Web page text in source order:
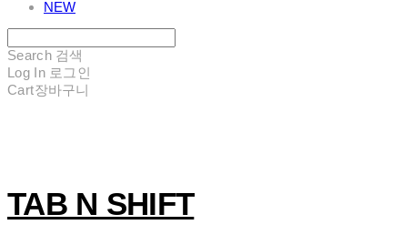
NEW
Search 검색
Log In 로그인
Cart장바구니
TAB N SHIFT